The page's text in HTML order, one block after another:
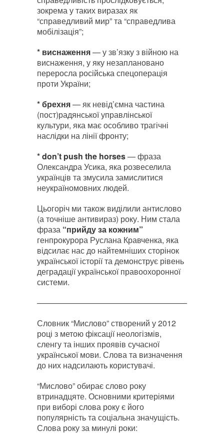
зокрема у таких виразах як
“справедливий мир” та “справедлива
мобілізація”;
* виснаження— у зв’язку з війною на
виснаження, у яку незаплановано
переросла російська спецоперація
проти України;
* брехня— як невід’ємна частина
(пост)радянської управлінської
культури, яка має особливо трагічні
наслідки на лінії фронту;
* don’t push the horses— фраза
Олександра Усика, яка розвеселила
українців та змусила замислитися
неукраїномовних людей.
Цьогоріч ми також виділили антислово
(а точніше антивираз) року. Ним стала
фраза “прийду за кожним”
генпрокурора Руслана Кравченка, яка
відсилає нас до найтемніших сторінок
української історії та демонструє рівень
деградації української правоохоронної
системи.
Словник “Мислово” створений у 2012
році з метою фіксації неологізмів,
сленгу та інших проявів сучасної
української мови. Слова та визначення
до них надсилають користувачі.
“Мислово” обирає слово року
втринадцяте. Основними критеріями
при виборі слова року є його
популярність та соціальна значущість.
Слова року за минулі роки: